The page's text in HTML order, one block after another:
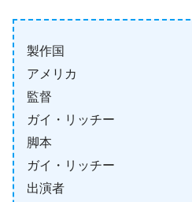
製作国
アメリカ
監督
ガイ・リッチー
脚本
ガイ・リッチー
出演者